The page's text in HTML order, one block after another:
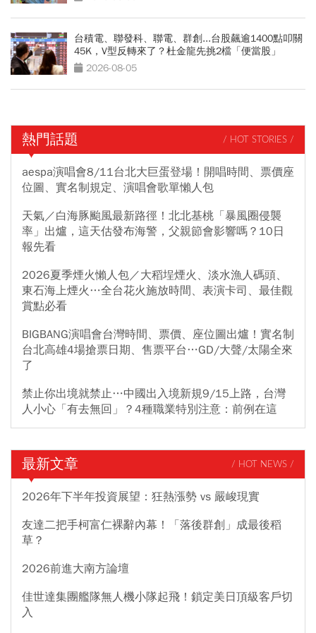
台積電、聯發科、聯電、群創...台股飆逾1400點叩關
45K，V型反轉來了？杜金龍先挑2檔「便當股」
2026-08-05
熱門話題 / HOT STORIES /
aespa演唱會8/11台北大巨蛋登場！開唱時間、票價座
位圖、實名制規定、演唱會歌單懶人包
天氣／白海豚颱風最新路徑！北北基桃「暴風圈侵襲
率」出爐，這天估發布海警，父親節會影響嗎？10日
報先看
2026夏季煙火懶人包／大稻埕煙火、淡水漁人碼頭、
東石海上煙火…全台花火施放時間、表演卡司、最佳觀
賞點必看
BIGBANG演唱會台灣時間、票價、座位圖出爐！實名制
台北高雄4場搶票日期、售票平台…GD/大聲/太陽全來
了
禁止你出境就禁止…中國出入境新規9/15上路，台灣
人小心「有去無回」？4種職業特別注意：前例在這
最新文章 / HOT NEWS /
2026年下半年投資展望：狂熱漲勢 vs 嚴峻現實
友達二把手柯富仁裸辭內幕！「落後群創」成最後稻
草？
2026前進大南方論壇
佳世達集團艦隊無人機小隊起飛！鎖定美日頂級客戶切
入